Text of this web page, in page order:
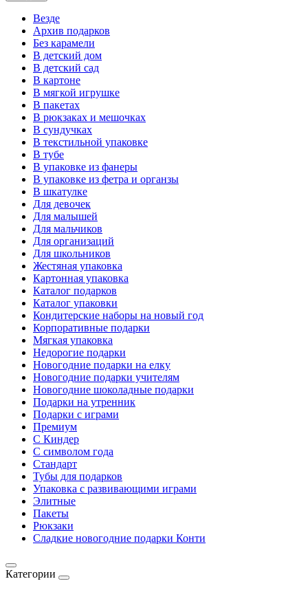
Везде
Архив подарков
Без карамели
В детский дом
В детский сад
В картоне
В мягкой игрушке
В пакетах
В рюкзаках и мешочках
В сундучках
В текстильной упаковке
В тубе
В упаковке из фанеры
В упаковке из фетра и органзы
В шкатулке
Для девочек
Для малышей
Для мальчиков
Для организаций
Для школьников
Жестяная упаковка
Картонная упаковка
Каталог подарков
Каталог упаковки
Кондитерские наборы на новый год
Корпоративные подарки
Мягкая упаковка
Недорогие подарки
Новогодние подарки на елку
Новогодние подарки учителям
Новогодние шоколадные подарки
Подарки на утренник
Подарки с играми
Премиум
С Киндер
С символом года
Стандарт
Тубы для подарков
Упаковка с развивающими играми
Элитные
Пакеты
Рюкзаки
Сладкие новогодние подарки Конти
Категории